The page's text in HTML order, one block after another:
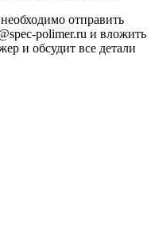
отправить
polimer.ru и вложить
и обсудит все детали